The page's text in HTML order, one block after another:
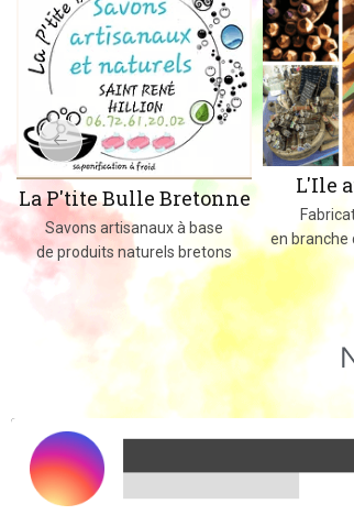
La P'tite Bulle Bretonne
Savons artisanaux à base
de produits naturels bretons
L'Ile
en branche